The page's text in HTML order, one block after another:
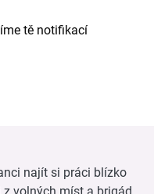
tě notifikací
najít si práci blízko
volných míst a brigád